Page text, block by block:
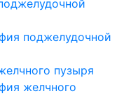
поджелудочной
пузыря
желчного